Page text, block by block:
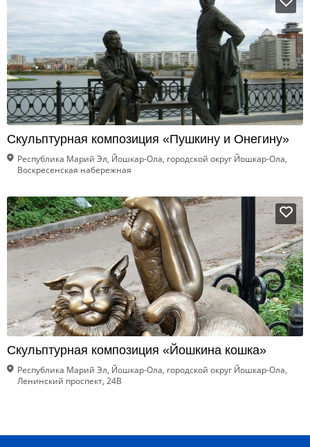
Скульптурная композиция «Пушкину и Онегину»
Республика Марий Эл, Йошкар-Ола, городской округ Йошкар-Ола,
Воскресенская набережная
Скульптурная композиция «Йошкина кошка»
Республика Марий Эл, Йошкар-Ола, городской округ Йошкар-Ола,
Ленинский проспект, 24В